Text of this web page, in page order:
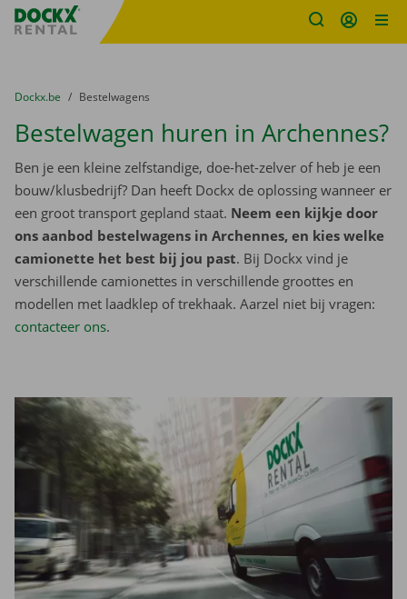
Fratello DEMO
U bevindt zich hier:
van
Dockx.be naar
Bestelwagens
Bestelwagen huren in Archennes?
Ben je een kleine zelfstandige, doe-het-zelver of heb je een
bouw/klusbedrijf? Dan heeft Dockx de oplossing wanneer er
een groot transport gepland staat. Neem een kijkje door
ons aanbod bestelwagens in Archennes, en kies welke
camionette het best bij jou past. Bij Dockx vind je
verschillende camionettes in verschillende groottes en
modellen met laadklep of trekhaak. Aarzel niet bij vragen:
contacteer ons.